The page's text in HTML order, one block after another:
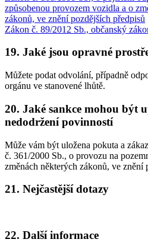
způsobenou provozem vozidla a o
zákonů, ve znění pozdějších předpisů
Zákon č. 89/2012 Sb., občanský
19. Jaké jsou opravné
Můžete podat odvolání, případně
orgánu ve stanovené lhůtě.
20. Jaké sankce mohou být
nedodržení povinností
Může vám být uložena pokuta a
č. 361/2000 Sb., o provozu na
změnách některých zákonů, ve znění
21. Nejčastější dotazy
22. Další informace